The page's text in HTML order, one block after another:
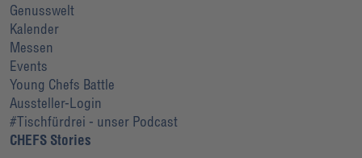
Genusswelt
Kalender
Messen
Events
Young Chefs Battle
Aussteller-Login
#Tischfürdrei - unser Podcast
CHEFS Stories